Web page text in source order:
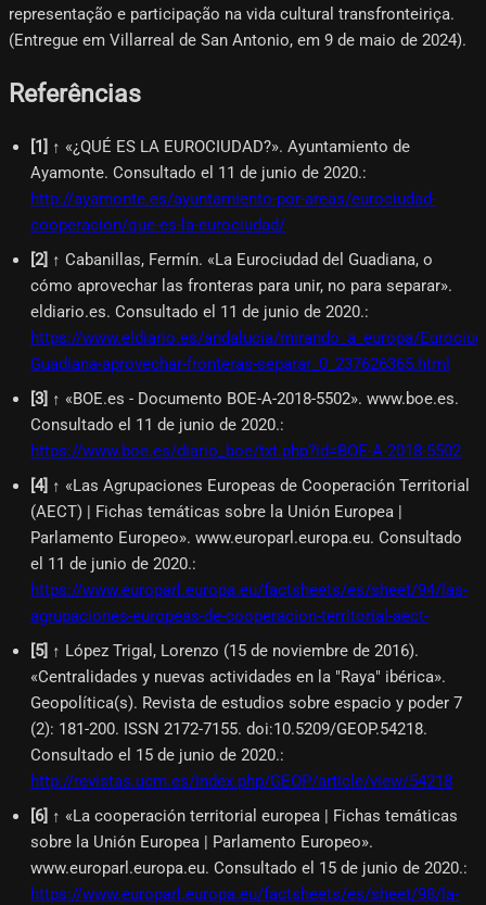
representação e participação na vida cultural transfronteiriça.
(Entregue em Villarreal de San Antonio, em 9 de maio de 2024).
Referências
[1] ↑ «¿QUÉ ES LA EUROCIUDAD?». Ayuntamiento de
Ayamonte. Consultado el 11 de junio de 2020.:
http://ayamonte.es/ayuntamiento-por-areas/eurociudad-
cooperacion/que-es-la-eurociudad/
[2] ↑ Cabanillas, Fermín. «La Eurociudad del Guadiana, o
cómo aprovechar las fronteras para unir, no para separar».
eldiario.es. Consultado el 11 de junio de 2020.:
https://www.eldiario.es/andalucia/mirando_a_europa/
Guadiana-aprovechar-fronteras-separar_0_237626365.html
[3] ↑ «BOE.es - Documento BOE-A-2018-5502». www.boe.es.
Consultado el 11 de junio de 2020.:
https://www.boe.es/diario_boe/txt.php?id=BOE-A-2018-5502
[4] ↑ «Las Agrupaciones Europeas de Cooperación Territorial
(AECT) | Fichas temáticas sobre la Unión Europea |
Parlamento Europeo». www.europarl.europa.eu. Consultado
el 11 de junio de 2020.:
https://www.europarl.europa.eu/factsheets/es/sheet/94/las-
agrupaciones-europeas-de-cooperacion-territorial-aect-
[5] ↑ López Trigal, Lorenzo (15 de noviembre de 2016).
«Centralidades y nuevas actividades en la "Raya" ibérica».
Geopolítica(s). Revista de estudios sobre espacio y poder 7
(2): 181-200. ISSN 2172-7155. doi:10.5209/GEOP.54218.
Consultado el 15 de junio de 2020.:
http://revistas.ucm.es/index.php/GEOP/article/view/54218
[6] ↑ «La cooperación territorial europea | Fichas temáticas
sobre la Unión Europea | Parlamento Europeo».
www.europarl.europa.eu. Consultado el 15 de junio de 2020.:
https://www.europarl.europa.eu/factsheets/es/sheet/98/la-